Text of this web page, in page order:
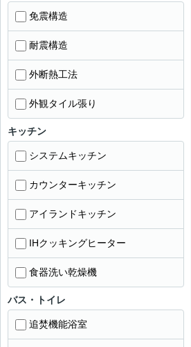
免震構造
耐震構造
外断熱工法
外観タイル張り
キッチン
システムキッチン
カウンターキッチン
アイランドキッチン
IHクッキングヒーター
食器洗い乾燥機
バス・トイレ
追焚機能浴室